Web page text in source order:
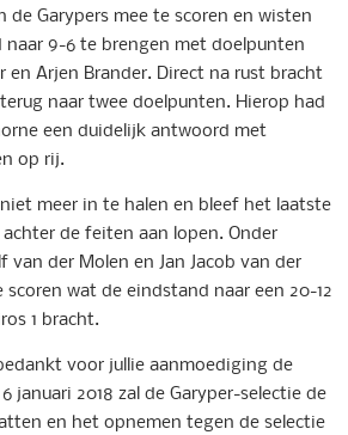
Garypers mee te scoren en wisten
9-6 te brengen met doelpunten
en Arjen Brander. Direct na rust bracht
naar twee doelpunten. Hierop had
een duidelijk antwoord met
op rij.
meer in te halen en bleef het laatste
de feiten aan lopen. Onder
van der Molen en Jan Jacob van der
wat de eindstand naar een 20-12
1 bracht.
voor jullie aanmoediging de
januari 2018 zal de Garyper-selectie de
en het opnemen tegen de selectie